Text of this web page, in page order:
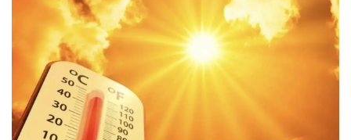
ULYSMEDIA.KZ Жаңалықтар
Қазақстанда 10 тамызда 43 градусқа
дейін күн ысиды